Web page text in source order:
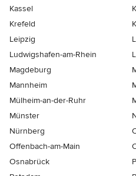
Kassel
Krefeld
Leipzig
Ludwigshafen-am-Rhein
Magdeburg
Mannheim
Mülheim-an-der-Ruhr
Münster
Nürnberg
Offenbach-am-Main
Osnabrück